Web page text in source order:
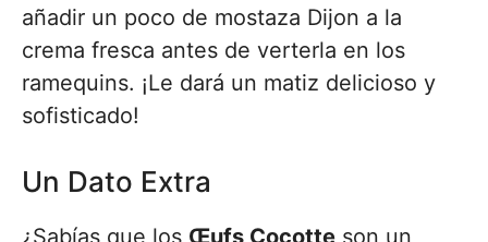
añadir un poco de mostaza Dijon a la
crema fresca antes de verterla en los
ramequins. ¡Le dará un matiz delicioso y
sofisticado!
Un Dato Extra